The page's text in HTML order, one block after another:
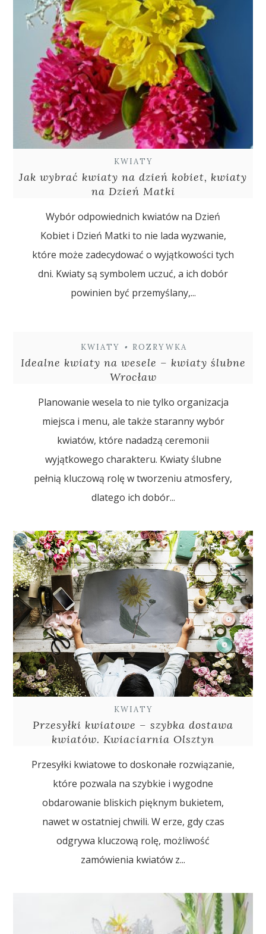
KWIATY
Jak wybrać kwiaty na dzień kobiet, kwiaty
na Dzień Matki
Wybór odpowiednich kwiatów na Dzień
Kobiet i Dzień Matki to nie lada wyzwanie,
które może zadecydować o wyjątkowości tych
dni. Kwiaty są symbolem uczuć, a ich dobór
powinien być przemyślany,...
KWIATY • ROZRYWKA
Idealne kwiaty na wesele – kwiaty ślubne
Wrocław
Planowanie wesela to nie tylko organizacja
miejsca i menu, ale także staranny wybór
kwiatów, które nadadzą ceremonii
wyjątkowego charakteru. Kwiaty ślubne
pełnią kluczową rolę w tworzeniu atmosfery,
dlatego ich dobór...
KWIATY
Przesyłki kwiatowe – szybka dostawa
kwiatów. Kwiaciarnia Olsztyn
Przesyłki kwiatowe to doskonałe rozwiązanie,
które pozwala na szybkie i wygodne
obdarowanie bliskich pięknym bukietem,
nawet w ostatniej chwili. W erze, gdy czas
odgrywa kluczową rolę, możliwość
zamówienia kwiatów z...